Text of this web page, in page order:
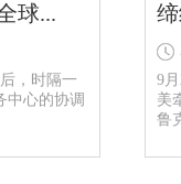
球...
，时隔一
中心的协调
9
美
鲁